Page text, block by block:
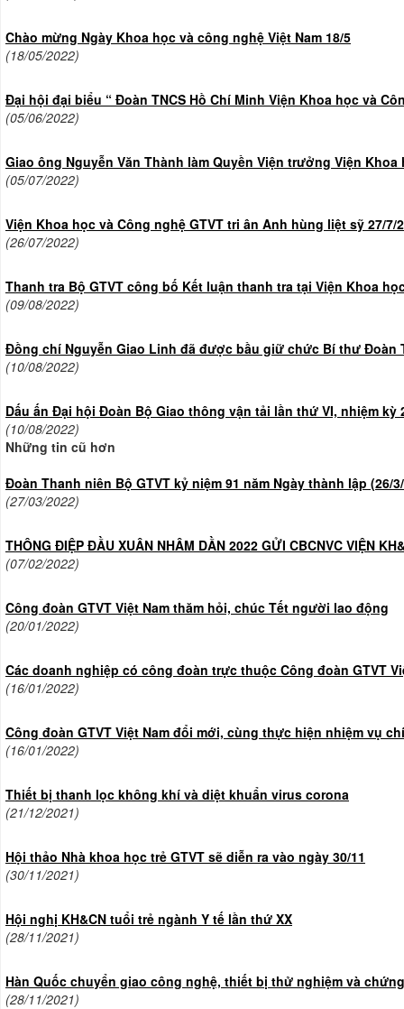
Chào mừng Ngày Khoa học và công nghệ Việt Nam 18/5
(18/05/2022)
Đại hội đại biểu “ Đoàn TNCS Hồ Chí Minh Viện Khoa học và
(05/06/2022)
Giao ông Nguyễn Văn Thành làm Quyền Viện trưởng Viện Khoa
(05/07/2022)
Viện Khoa học và Công nghệ GTVT tri ân Anh hùng liệt sỹ 27/7/
(26/07/2022)
Thanh tra Bộ GTVT công bố Kết luận thanh tra tại Viện Khoa
(09/08/2022)
Đồng chí Nguyễn Giao Linh đã được bầu giữ chức Bí thư Đoàn
(10/08/2022)
Dấu ấn Đại hội Đoàn Bộ Giao thông vận tải lần thứ VI, nhiệm kỳ
(10/08/2022)
Những tin cũ hơn
Đoàn Thanh niên Bộ GTVT kỷ niệm 91 năm Ngày thành lập (26/
(27/03/2022)
THÔNG ĐIỆP ĐẦU XUÂN NHÂM DẦN 2022 GỬI CBCNVC VIỆN
(07/02/2022)
Công đoàn GTVT Việt Nam thăm hỏi, chúc Tết người lao động
(20/01/2022)
Các doanh nghiệp có công đoàn trực thuộc Công đoàn GTVT
(16/01/2022)
Công đoàn GTVT Việt Nam đổi mới, cùng thực hiện nhiệm vụ
(16/01/2022)
Thiết bị thanh lọc không khí và diệt khuẩn virus corona
(21/12/2021)
Hội thảo Nhà khoa học trẻ GTVT sẽ diễn ra vào ngày 30/11
(30/11/2021)
Hội nghị KH&CN tuổi trẻ ngành Y tế lần thứ XX
(28/11/2021)
Hàn Quốc chuyển giao công nghệ, thiết bị thử nghiệm và
(28/11/2021)